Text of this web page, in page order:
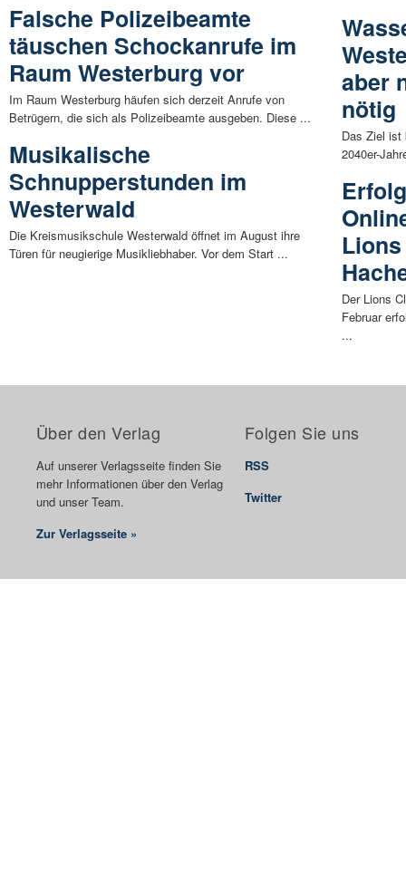
Falsche Polizeibeamte
täuschen Schockanrufe im
Raum Westerburg vor
Im Raum Westerburg häufen sich derzeit Anrufe von
Betrügern, die sich als Polizeibeamte ausgeben. Diese ...
Musikalische
Schnupperstunden im
Westerwald
Die Kreismusikschule Westerwald öffnet im August ihre
Türen für neugierige Musikliebhaber. Vor dem Start ...
aber
nötig
Das Ziel ist
2040er-
Der Lions
Februar
...
Über den Verlag
Auf unserer Verlagsseite finden Sie
mehr Informationen über den Verlag
und unser Team.
Zur Verlagsseite »
Folgen Sie uns
RSS
Twitter